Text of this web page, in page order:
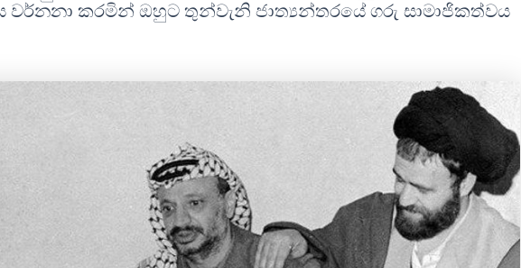
වර්නනා කරමින් ඔහුට තුන්වැනි ජාත්‍යන්තරයේ ගරු සාමාජිකත්වය